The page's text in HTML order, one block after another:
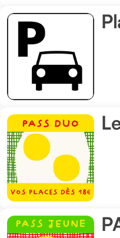
sommeil
des
Amandiers
Place
parking
-
Parking
de
l'Hôtel
de
Ville
Le
Pass
Duo
des
Amandiers
PASS